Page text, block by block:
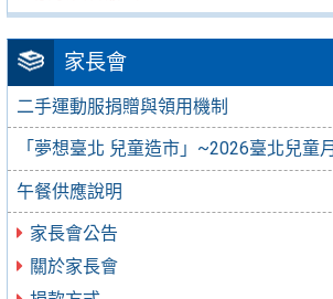
家長會
二手運動服捐贈與領用機制
「夢想臺北 兒童造市」~2026臺北兒童月
午餐供應說明
家長會公告
關於家長會